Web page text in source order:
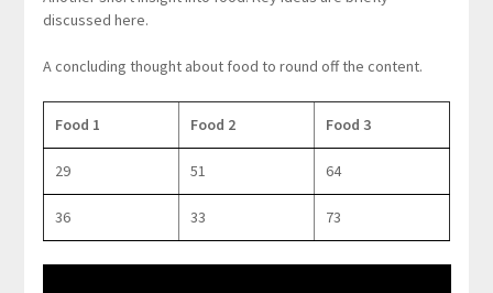
discussed here.
A concluding thought about food to round off the content.
Food 1 Food 2 Food 3
29 51 64
36 33 73